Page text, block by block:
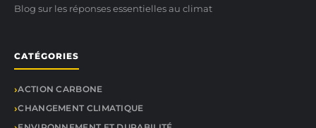
Blog sur les réponses essentielles au climat
CATÉGORIES
ACTION CARBONE
CHANGEMENT CLIMATIQUE